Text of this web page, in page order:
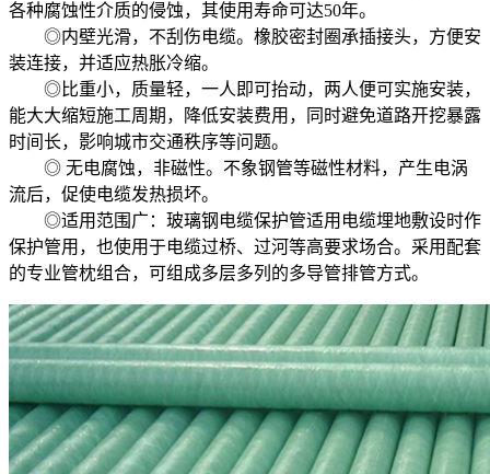
各种腐蚀性介质的侵蚀，其使用寿命可达50年。
◎内壁光滑，不刮伤电缆。橡胶密封圈承插接头，方便安
装连接，并适应热胀冷缩。
◎比重小，质量轻，一人即可抬动，两人便可实施安装，
能大大缩短施工周期，降低安装费用，同时避免道路开挖暴露
时间长，影响城市交通秩序等问题。
◎ 无电腐蚀，非磁性。不象钢管等磁性材料，产生电涡
流后，促使电缆发热损坏。
◎适用范围广：玻璃钢电缆保护管适用电缆埋地敷设时作
保护管用，也使用于电缆过桥、过河等高要求场合。采用配套
的专业管枕组合，可组成多层多列的多导管排管方式。